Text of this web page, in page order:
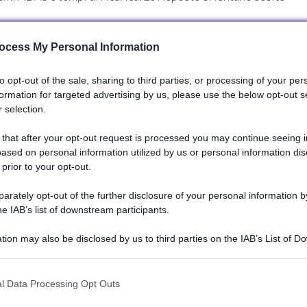
My Personal Information
opt-out of the sale, sharing to third parties, or processing of your
for targeted advertising by us, please use the below opt-out
selection.
that after your opt-out request is processed you may continue seeing
on personal information utilized by us or personal information
to your opt-out.
opt-out of the further disclosure of your personal information
IAB’s list of downstream participants.
may also be disclosed by us to third parties on the IAB’s List of
including but not limited to your visit or usage behaviour. You may
Data Processing Opt Outs
e sfruttare i turni
appena entrati, tramite app ufficiale
o desk, massimizza le
in anticipo patente, eventuale cauzione digitale e
minuti. Durante il test, valutare visibilità, risposta del
a caldo pro e contro. Se un modello è molto